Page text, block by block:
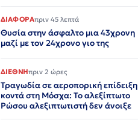
ΔΙΑΦΟΡΑπριν 45 λεπτά
Θυσία στην άσφαλτο μια 43χρονη
μαζί με τον 24χρονο γιο της
ΔΙΕΘΝΗπριν 2 ώρες
Τραγωδία σε αεροπορική επίδειξη
κοντά στη Μόσχα: Το αλεξίπτωτο
Ρώσου αλεξιπτωτιστή δεν άνοιξε